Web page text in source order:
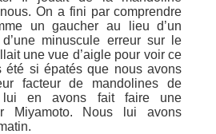
On a fini par comprendre
un gaucher au lieu d’un
minuscule erreur sur le
une vue d’aigle pour voir ce
été si épatés que nous avons
facteur de mandolines de
en avons fait faire une
Miyamoto. Nous lui avons